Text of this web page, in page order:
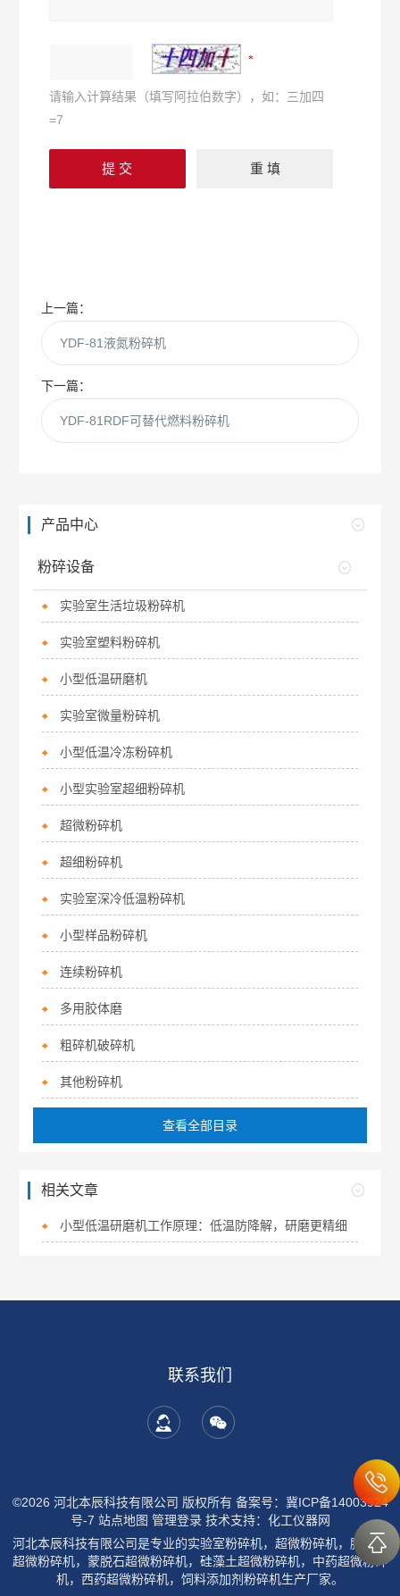
请输入计算结果（填写阿拉伯数字），如：三加四
=7
上一篇：
YDF-81液氮粉碎机
下一篇：
YDF-81RDF可替代燃料粉碎机
产品中心
粉碎设备
实验室生活垃圾粉碎机
实验室塑料粉碎机
小型低温研磨机
实验室微量粉碎机
小型低温冷冻粉碎机
小型实验室超细粉碎机
超微粉碎机
超细粉碎机
实验室深冷低温粉碎机
小型样品粉碎机
连续粉碎机
多用胶体磨
粗碎机破碎机
其他粉碎机
查看全部目录
相关文章
小型低温研磨机工作原理：低温防降解，研磨更精细
联系我们
©2026 河北本辰科技有限公司 版权所有 备案号：冀ICP备14003924
号-7 站点地图 管理登录技术支持： 化工仪器网
河北本辰科技有限公司是专业的实验室粉碎机，超微粉碎机，膨润土
超微粉碎机，蒙脱石超微粉碎机，硅藻土超微粉碎机，中药超微粉碎
机，西药超微粉碎机，饲料添加剂粉碎机生产厂家。